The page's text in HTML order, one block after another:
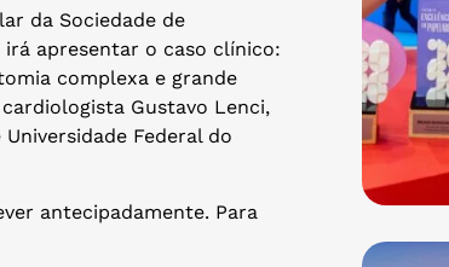
da Sociedade de
irá apresentar o caso clínico:
complexa e grande
Gustavo Lenci,
Federal do
antecipadamente. Para